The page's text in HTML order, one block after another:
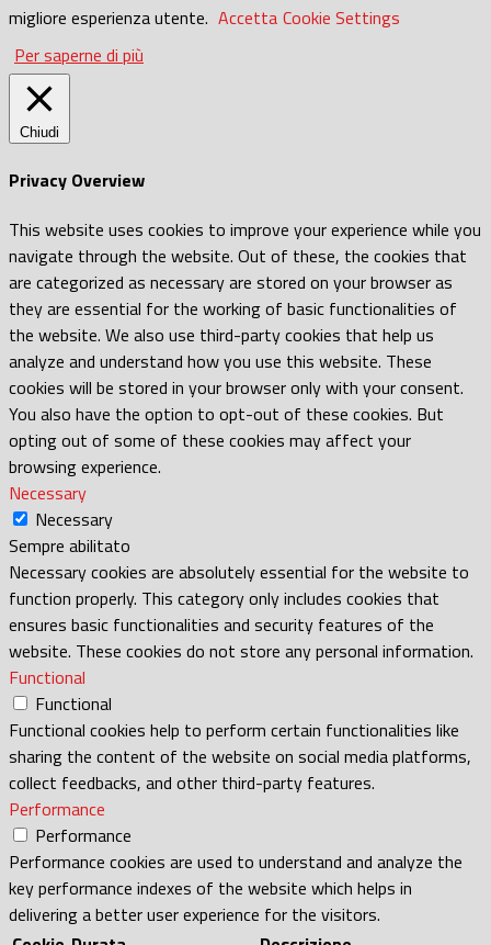
migliore esperienza utente. Accetta Cookie Settings
Per saperne di più
Chiudi
Privacy Overview
This website uses cookies to improve your experience while you
navigate through the website. Out of these, the cookies that
are categorized as necessary are stored on your browser as
they are essential for the working of basic functionalities of
the website. We also use third-party cookies that help us
analyze and understand how you use this website. These
cookies will be stored in your browser only with your consent.
You also have the option to opt-out of these cookies. But
opting out of some of these cookies may affect your
browsing experience.
Necessary
Necessary
Sempre abilitato
Necessary cookies are absolutely essential for the website to
function properly. This category only includes cookies that
ensures basic functionalities and security features of the
website. These cookies do not store any personal information.
Functional
Functional
Functional cookies help to perform certain functionalities like
sharing the content of the website on social media platforms,
collect feedbacks, and other third-party features.
Performance
Performance
Performance cookies are used to understand and analyze the
key performance indexes of the website which helps in
delivering a better user experience for the visitors.